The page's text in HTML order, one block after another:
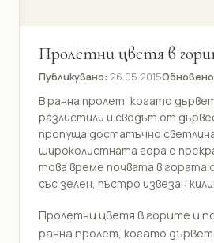
Пролетни цветя в
Публикувано: 26.05.2015
В ранна пролет, когато
разлистили и сводът от
пропуща достатъчно
широколистната гора е
това време почвата в гората
със зелен, пъстро извезан
Пролетни цветя в горите и
ранна пролет, когато